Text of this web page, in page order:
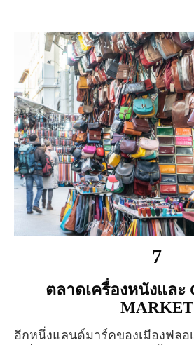
7
ตลาดเครื่องหนังและ CENTRAL
MARKET
อีกหนึ่งแลนด์มาร์คของเมืองฟลอเรนซ์ก็คือตลาด